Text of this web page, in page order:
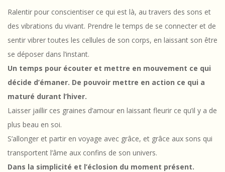
Ralentir pour conscientiser ce qui est là, au travers des sons et
des vibrations du vivant. Prendre le temps de se connecter et de
sentir vibrer toutes les cellules de son corps, en laissant son être
se déposer dans l’instant.
Un temps pour écouter et mettre en mouvement ce qui
décide d’émaner. De pouvoir mettre en action ce qui a
maturé durant l’hiver.
Laisser jaillir ces graines d’amour en laissant fleurir ce qu’il y a de
plus beau en soi.
S’allonger et partir en voyage avec grâce, et grâce aux sons qui
transportent l’âme aux confins de son univers.
Dans la simplicité et l’éclosion du moment présent.